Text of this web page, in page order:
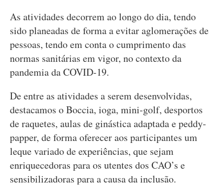
As atividades decorrem ao longo do dia, tendo
sido planeadas de forma a evitar aglomerações de
pessoas, tendo em conta o cumprimento das
normas sanitárias em vigor, no contexto da
pandemia da COVID-19.
De entre as atividades a serem desenvolvidas,
destacamos o Boccia, ioga, mini-golf, desportos
de raquetes, aulas de ginástica adaptada e peddy-
papper, de forma oferecer aos participantes um
leque variado de experiências, que sejam
enriquecedoras para os utentes dos CAO’s e
sensibilizadoras para a causa da inclusão.